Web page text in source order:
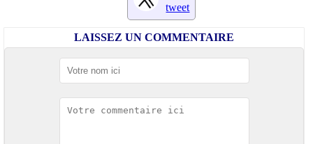
tweet
LAISSEZ UN COMMENTAIRE